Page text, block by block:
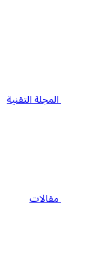
المجلة التقنية
مقالات